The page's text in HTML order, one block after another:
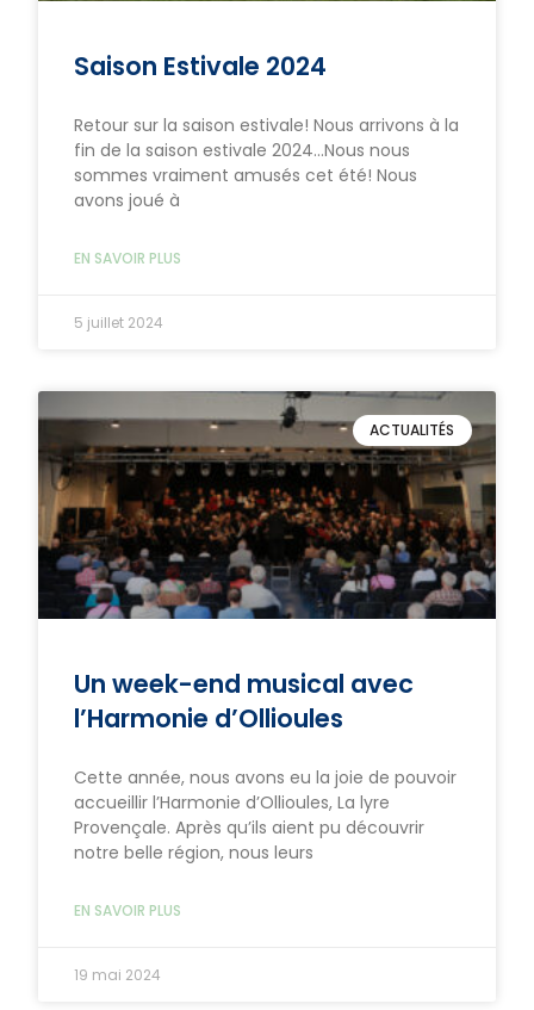
Saison Estivale 2024
Retour sur la saison estivale! Nous arrivons à la
fin de la saison estivale 2024…Nous nous
sommes vraiment amusés cet été! Nous
avons joué à
EN SAVOIR PLUS
5 juillet 2024
ACTUALITÉS
Un week-end musical avec
l’Harmonie d’Ollioules
Cette année, nous avons eu la joie de pouvoir
accueillir l’Harmonie d’Ollioules, La lyre
Provençale. Après qu’ils aient pu découvrir
notre belle région, nous leurs
EN SAVOIR PLUS
19 mai 2024